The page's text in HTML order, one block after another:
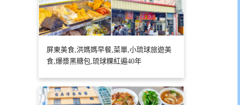
屏東美食,洪媽媽早餐,菜單,小琉球旅遊美
食,爆漿黑糖包,琉球粿紅遍40年